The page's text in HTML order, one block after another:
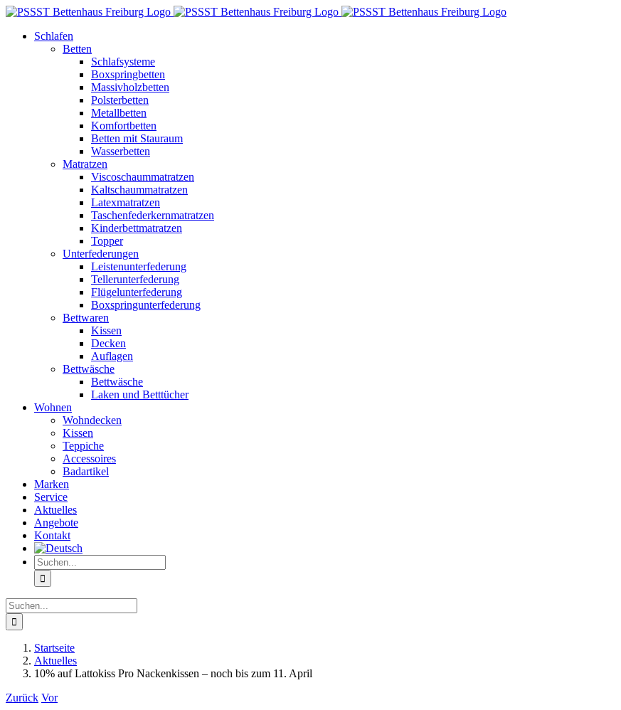
Zum
springenSchlafen
Betten
Schlafsysteme
Boxspringbetten
Massivholzbetten
Polsterbetten
Metallbetten
Komfortbetten
Betten mit Stauraum
Wasserbetten
Matratzen
Viscoschaummatratzen
Kaltschaummatratzen
Latexmatratzen
Taschenfederkernmatratzen
Kinderbettmatratzen
Topper
Unterfederungen
Leistenunterfederung
Tellerunterfederung
Flügelunterfederung
Boxspringunterfederung
Bettwaren
Kissen
Decken
Auflagen
Bettwäsche
Bettwäsche
Laken und Betttücher
Wohnen
Wohndecken
Kissen
Teppiche
Accessoires
Badartikel
Marken
Service
Aktuelles
Angebote
Kontakt
Suche
nach:
Suche
nach:
Startseite
Aktuelles
10% auf Lattokiss Pro Nackenkissen – noch bis zum 11. April
Zurück Vor